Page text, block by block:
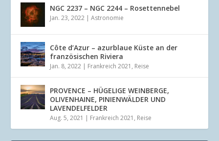
NGC 2237 – NGC 2244 – Rosettennebel
Jan. 23, 2022 |Astronomie
Côte d’Azur – azurblaue Küste an der
französischen Riviera
Jan. 8, 2022 | Frankreich 2021 , Reise
PROVENCE – HÜGELIGE WEINBERGE,
OLIVENHAINE, PINIENWÄLDER UND
LAVENDELFELDER
Aug. 5, 2021 | Frankreich 2021 , Reise